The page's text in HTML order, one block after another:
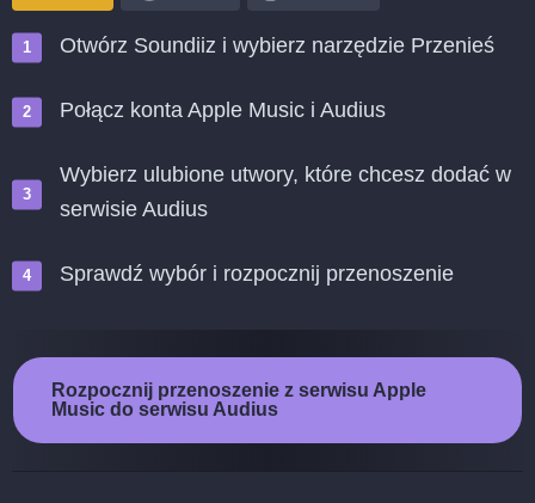
Otwórz Soundiiz i wybierz narzędzie Przenieś
Połącz konta Apple Music i Audius
Wybierz ulubione utwory, które chcesz dodać w
serwisie Audius
Sprawdź wybór i rozpocznij przenoszenie
Rozpocznij przenoszenie z serwisu Apple
Music do serwisu Audius